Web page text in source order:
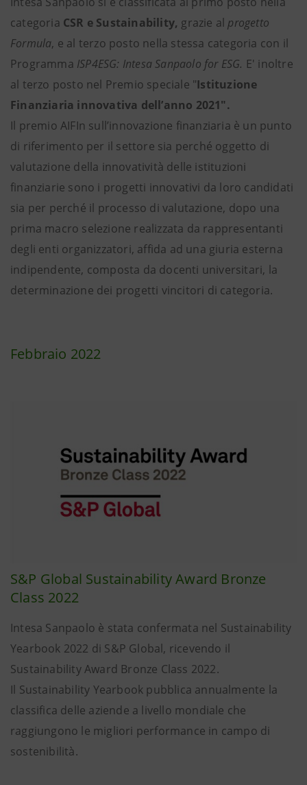
categoria CSR e Sustainability, grazie al progetto
Formula, e al terzo posto nella stessa categoria con il
Programma ISP4ESG: Intesa Sanpaolo for ESG. E' inoltre
al terzo posto nel Premio speciale "Istituzione
Finanziaria innovativa dell’anno 2021".
Il premio AIFIn sull’innovazione finanziaria è un punto
di riferimento per il settore sia perché oggetto di
valutazione della innovatività delle istituzioni
finanziarie sono i progetti innovativi da loro candidati
sia per perché il processo di valutazione, dopo una
prima macro selezione realizzata da rappresentanti
degli enti organizzatori, affida ad una giuria esterna
indipendente, composta da docenti universitari, la
determinazione dei progetti vincitori di categoria.
Febbraio 2022
S&P Global Sustainability Award Bronze
Class 2022
Intesa Sanpaolo è stata confermata nel Sustainability
Yearbook 2022 di S&P Global, ricevendo il
Sustainability Award Bronze Class 2022.
Il Sustainability Yearbook pubblica annualmente la
classifica delle aziende a livello mondiale che
raggiungono le migliori performance in campo di
sostenibilità.